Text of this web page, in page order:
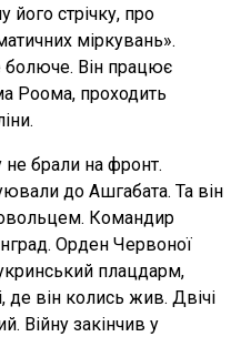
його стрічку, про
міркувань».
Він працює
Роома, проходить
не брали на фронт.
до Ашгабата. Та він
Командир
Орден Червоної
плацдарм,
де він колись жив. Двічі
Війну закінчив у